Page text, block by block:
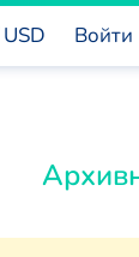
USD Войти